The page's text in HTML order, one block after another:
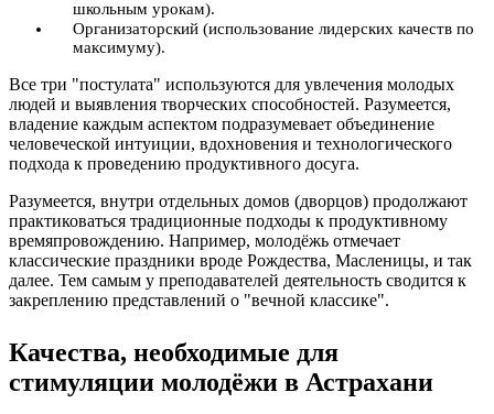
школьным урокам).
Организаторский (использование лидерских качеств по
максимуму).
Все три "постулата" используются для увлечения молодых
людей и выявления творческих способностей. Разумеется,
владение каждым аспектом подразумевает объединение
человеческой интуиции, вдохновения и технологического
подхода к проведению продуктивного досуга.
Разумеется, внутри отдельных домов (дворцов) продолжают
практиковаться традиционные подходы к продуктивному
времяпровождению. Например, молодёжь отмечает
классические праздники вроде Рождества, Масленицы, и так
далее. Тем самым у преподавателей деятельность сводится к
закреплению представлений о "вечной классике".
Качества, необходимые для
стимуляции молодёжи в Астрахани